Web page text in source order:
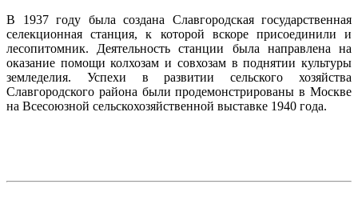
В 1937 году была создана Славгородская государственная
селекционная станция, к которой вскоре присоединили и
лесопитомник. Деятельность станции была направлена на
оказание помощи колхозам и совхозам в поднятии культуры
земледелия. Успехи в развитии сельского хозяйства
Славгородского района были продемонстрированы в Москве
на Всесоюзной сельскохозяйственной выставке 1940 года.